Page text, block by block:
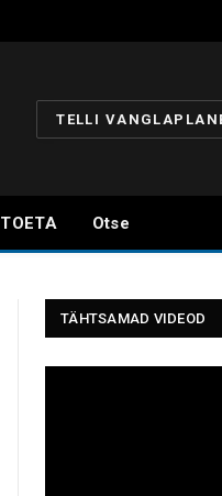
TELLI
TOETA Otse
TÄHTSAMAD VIDEOD